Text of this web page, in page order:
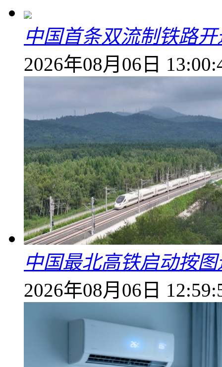
中国首条双流制铁路
2026年08月06日
中国最北高铁启动按
2026年08月06日